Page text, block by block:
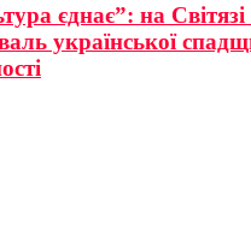
єднає”: на Світязі
української